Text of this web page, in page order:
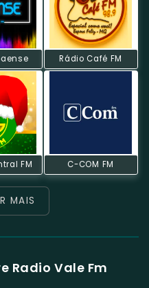
Rádio Café FM
FM C-COM FM
MAIS
Radio Vale Fm